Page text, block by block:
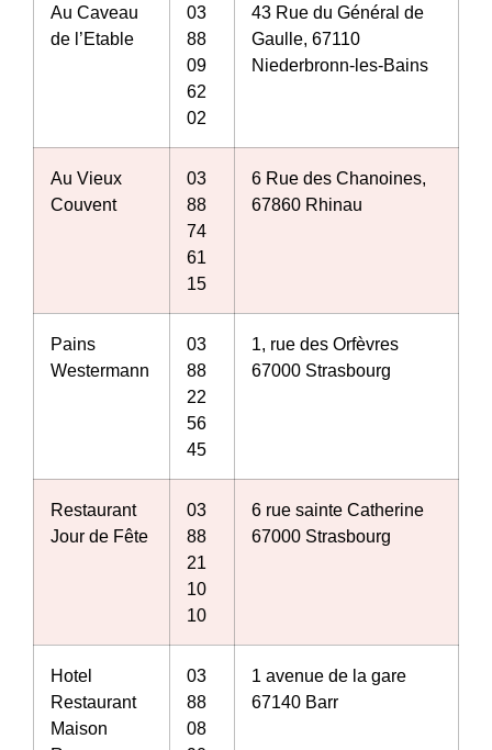
Au Caveau
de l’Etable
03
88
09
62
02
43 Rue du Général de
Gaulle, 67110
Niederbronn-les-Bains
Au Vieux
Couvent
03
88
74
61
15
6 Rue des Chanoines,
67860 Rhinau
Pains
Westermann
03
88
22
56
45
1, rue des Orfèvres
67000 Strasbourg
Restaurant
Jour de Fête
03
88
21
10
10
6 rue sainte Catherine
67000 Strasbourg
Hotel
Restaurant
Maison
03
88
08
1 avenue de la gare
67140 Barr